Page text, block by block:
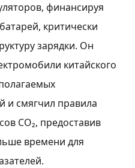
финансируя
критически
зарядки. Он
китайского
и смягчил правила
CO₂, предоставив
времени для